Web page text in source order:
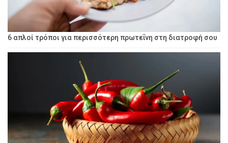
6 απλοί τρόποι για περισσότερη πρωτεΐνη στη διατροφή σου